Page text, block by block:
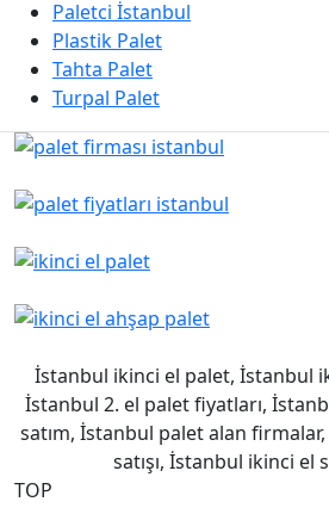
Paletci İstanbul
Plastik Palet
Tahta Palet
Turpal Palet
İstanbul ikinci el palet, İstanbul
İstanbul 2. el palet fiyatları,
satım, İstanbul palet alan
satışı, İstanbul ikinci el
TOP